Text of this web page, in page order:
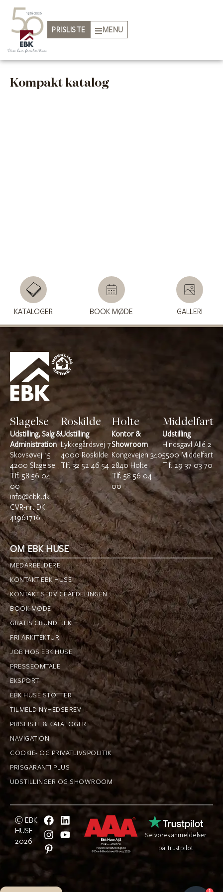
MENU
PRISLISTE
Kompakt katalog
KATALOGER BOOK MØDE GALLERI
Slagelse
Udstilling, Salg &
Administration
Skovsøvej 15
4200 Slagelse
TIf.58 56 04
00
info@ebk.dk
CVR-nr. DK
41961716
Roskilde
Udstilling
Lykkegårdsvej 7
4000 Roskilde
TIf.32 52 46 54
Holte
Kontor &
Showroom
Kongevejen 340
2840 Holte
Tlf. 58 56 04
00
Middelfart
Udstilling
Hindsgavl Allé 2
5500 Middelfart
TIf.29 37 03 70
OM EBK HUSE
MEDARBEJDERE
KONTAKT EBK HUSE
KONTAKT SERVICEAFDELINGEN
BOOK MØDE
GRATIS GRUNDTJEK
FRI ARKITEKTUR
JOB HOS EBK HUSE
PRESSEOMTALE
EKSPORT
EBK HUSE STØTTER
TILMELD NYHEDSBREV
PRISLISTE & KATALOGER
NAVIGATION
COOKIE- OG PRIVATLIVSPOLITIK
PRISGARANTI PLUS
UDSTILLINGER OG SHOWROOM
Ⓒ EBK
HUSE
2026
Se vores anmeldelser
på Trustpilot